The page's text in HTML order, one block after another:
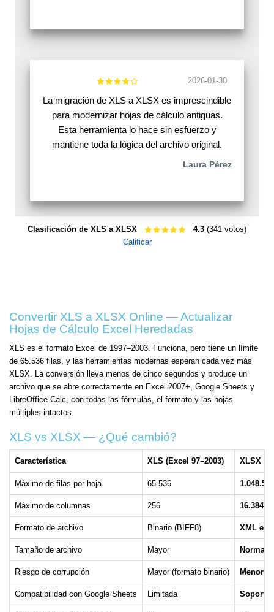
2026-01-30
La migración de XLS a XLSX es imprescindible
para modernizar hojas de cálculo antiguas.
Esta herramienta lo hace sin esfuerzo y
mantiene toda la lógica del archivo original.
Laura Pérez
Clasificación de XLS a XLSX 4.3 (341 votos)
Calificar
Convertir XLS a XLSX Online — Actualizar
Hojas de Cálculo Excel Heredadas
XLS es el formato Excel de 1997–2003. Funciona, pero tiene un límite
de 65.536 filas, y las herramientas modernas esperan cada vez más
XLSX. La conversión lleva menos de cinco segundos y produce un
archivo que se abre correctamente en Excel 2007+, Google Sheets y
LibreOffice Calc, con todas las fórmulas, el formato y las hojas
múltiples intactos.
XLS vs XLSX — ¿Qué cambió?
Característica XLS (Excel 97–2003) XLSX
Máximo de filas por hoja 65.536 1.048.576
Máximo de columnas 256 16.384
Formato de archivo Binario (BIFF8) XML en
Tamaño de archivo Mayor
Riesgo de corrupción Mayor (formato binario) Menor
Compatibilidad con Google Sheets Limitada Soporte